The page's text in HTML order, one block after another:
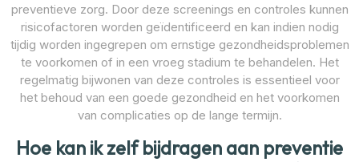
preventieve zorg. Door deze screenings en controles kunnen
risicofactoren worden geïdentificeerd en kan indien nodig
tijdig worden ingegrepen om ernstige gezondheidsproblemen
te voorkomen of in een vroeg stadium te behandelen. Het
regelmatig bijwonen van deze controles is essentieel voor
het behoud van een goede gezondheid en het voorkomen
van complicaties op de lange termijn.
Hoe kan ik zelf bijdragen aan preventie